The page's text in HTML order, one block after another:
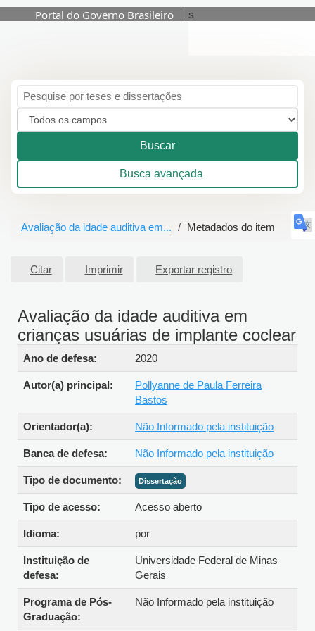
Portal do Governo Brasileiro
s
Buscar
Busca avançada
Avaliação da idade auditiva em... Metadados do item
Citar Imprimir Exportar registro
Avaliação da idade auditiva em
crianças usuárias de implante
coclear
Detalhes bibliográficos
Ano de defesa:
2020
Pollyanne de Paula Ferreira
Bastos
Orientador(a):
Não Informado pela instituição
Banca de defesa:
Não Informado pela instituição
Tipo de
documento:
Dissertação
Tipo de acesso:
Acesso aberto
Idioma:
por
Instituição de
defesa:
Universidade Federal de Minas
Gerais